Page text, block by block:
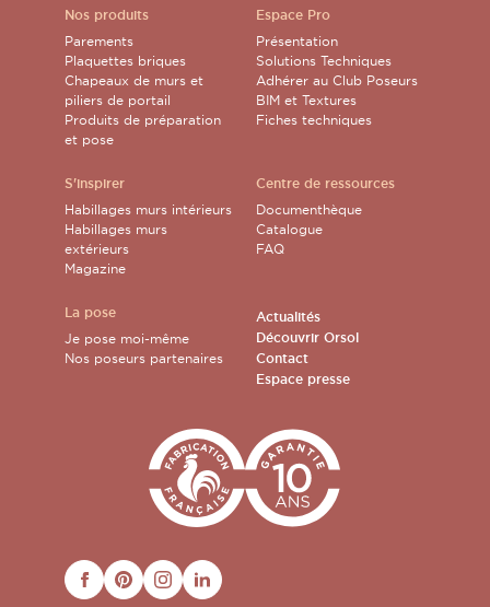
Nos produits
Parements
Plaquettes briques
Chapeaux de murs et
piliers de portail
Produits de préparation
et pose
S'inspirer
Habillages murs intérieurs
Habillages murs
extérieurs
Magazine
La pose
Je pose moi-même
Nos poseurs partenaires
Espace Pro
Présentation
Solutions Techniques
Adhérer au Club Poseurs
BIM et Textures
Fiches techniques
Centre de ressources
Documenthèque
Catalogue
FAQ
Actualités
Découvrir Orsol
Contact
Espace presse
FACEBOOKPINTERESTINSTAGRAM
LINKEDIN